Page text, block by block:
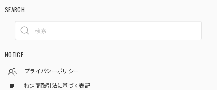
SEARCH
NOTICE
プライバシーポリシー
特定商取引法に基づく表記